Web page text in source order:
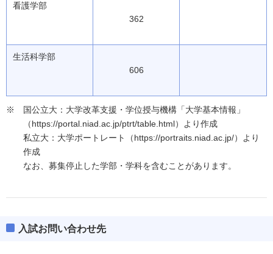
看護学部
362
生活科学部
606
国公立大：大学改革支援・学位授与機構「大学基本情報」
（https://portal.niad.ac.jp/ptrt/table.html）より作成
私立大：大学ポートレート（https://portraits.niad.ac.jp/）より
作成
なお、募集停止した学部・学科を含むことがあります。
入試お問い合わせ先